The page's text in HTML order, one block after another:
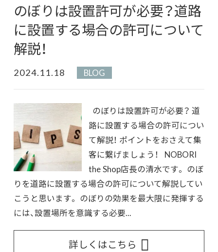
のぼりは設置許可が必要？道路
に設置する場合の許可について
解説！
2024.11.18 BLOG
のぼりは設置許可が必要？ 道
路に設置する場合の許可につい
て解説！ ポイントをおさえて集
客に繋げましょう！ NOBORI
the Shop店長の清水です。 のぼ
りを道路に設置する場合の許可について解説してい
こうと思います。 のぼりの効果を最大限に発揮する
には、設置場所を意識する必要...
詳しくはこちら